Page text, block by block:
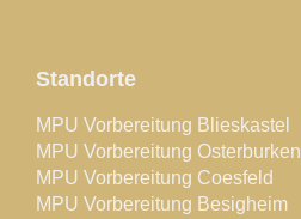
Standorte
MPU Vorbereitung Blieskastel
MPU Vorbereitung Osterburken
MPU Vorbereitung Coesfeld
MPU Vorbereitung Besigheim